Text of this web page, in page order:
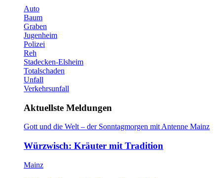
Auto
Baum
Graben
Jugenheim
Polizei
Reh
Stadecken-Elsheim
Totalschaden
Unfall
Verkehrsunfall
Aktuellste Meldungen
Gott und die Welt – der Sonntagmorgen mit Antenne Mainz
Würzwisch: Kräuter mit Tradition
Mainz